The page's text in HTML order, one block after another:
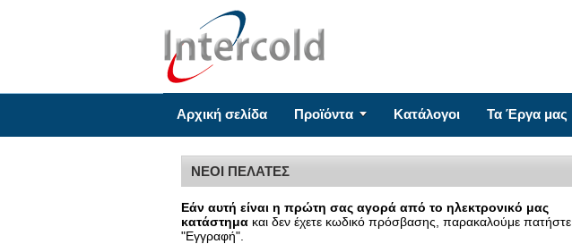
Αρχική σελίδα Προϊόντα Κατάλογοι Τα Έργα μας
ΝΕΟΙ ΠΕΛΑΤΕΣ
Εάν αυτή είναι η πρώτη σας αγορά από το ηλεκτρονικό μας
κατάστημα και δεν έχετε κωδικό πρόσβασης, παρακαλούμε πατήστε
"Εγγραφή".